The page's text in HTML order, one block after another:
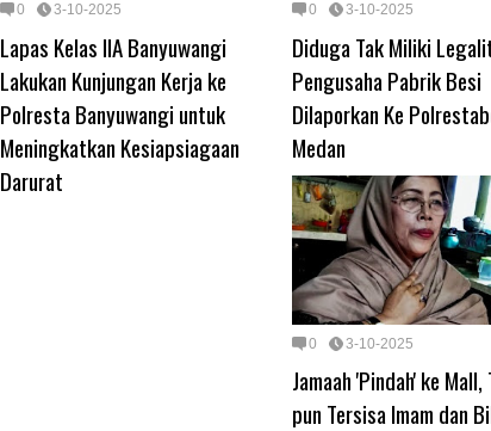
0 3-10-2025
Lapas Kelas IIA Banyuwangi
Lakukan Kunjungan Kerja ke
Polresta Banyuwangi untuk
Meningkatkan Kesiapsiagaan
Darurat
0 3-10-2025
Diduga Tak Miliki
Pengusaha Pabrik Besi
Dilaporkan Ke
Medan
0 3-10-2025
Jamaah 'Pindah' ke Mall,
pun Tersisa Imam dan